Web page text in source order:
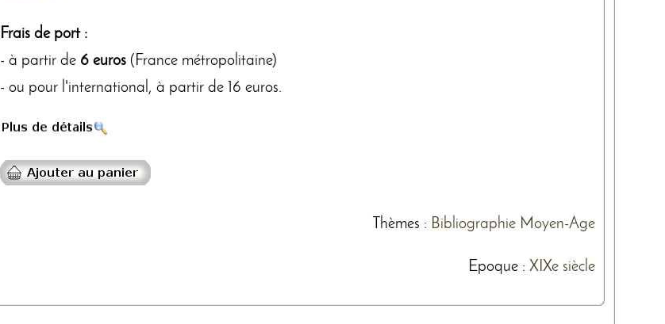
Frais de port :
- à partir de 6 euros (France métropolitaine)
- ou pour l'international, à partir de 16 euros.
Thèmes : Bibliographie Moyen-Age
Epoque : XIXe siècle